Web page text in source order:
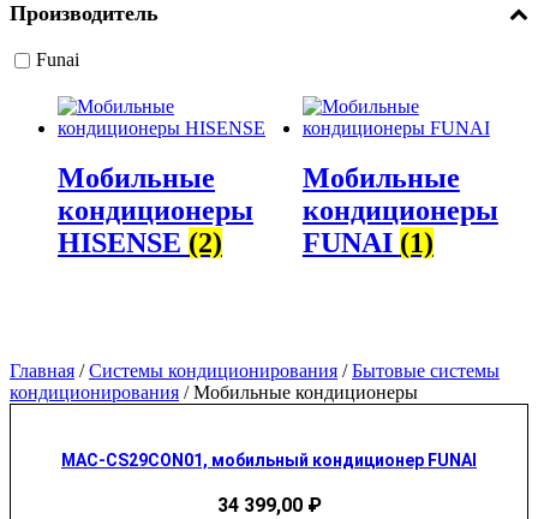
Производитель
Funai
Мобильные
кондиционеры
HISENSE (2)
Мобильные
кондиционеры
FUNAI (1)
Главная /Системы кондиционирования /Бытовые системы
кондиционирования / Мобильные кондиционеры
MAC-CS29CON01, мобильный кондиционер FUNAI
34 399,00 ₽